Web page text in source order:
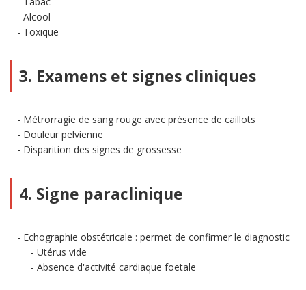
Alcool
Toxique
3. Examens et signes cliniques
Métrorragie de sang rouge avec présence de caillots
Douleur pelvienne
Disparition des signes de grossesse
4. Signe paraclinique
Echographie obstétricale : permet de confirmer le diagnostic
Utérus vide
Absence d'activité cardiaque foetale